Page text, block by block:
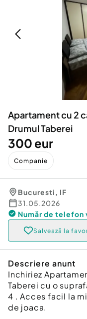
Animale de
Afaceri și
Inchiriere Bunuri si
Utilaje agricole si
Piese auto si
Dacia Duster
Apartament cu 2
Drumul Taberei
300 eur
Companie
Bucuresti, IF
31.05.2026
Număr de telefon
Salvează la
Descriere anunt
Inchiriez
Taberei cu o
4 . Acces facil la
de joaca.